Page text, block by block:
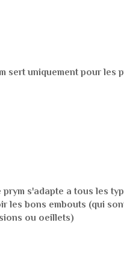
sert uniquement pour les
prym s'adapte a tous les
les bons embouts (qui
ou oeillets)